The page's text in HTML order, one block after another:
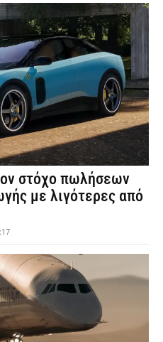
στόχο πωλήσεων
με λιγότερες από